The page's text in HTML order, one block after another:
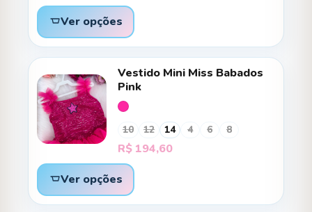
Ver opções
Vestido Mini Miss Babados
Pink
10 12 14 4 6 8
R$ 194,60
Ver opções